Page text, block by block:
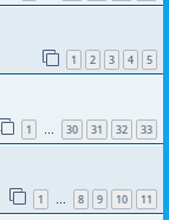
1 2 3 4 5
1 … 30 31 32 33
1 … 8 9 10 11